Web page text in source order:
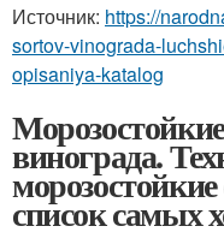
Источник: https://
sortov-vinograda-
opisaniya-katalog
винограда.
список самых